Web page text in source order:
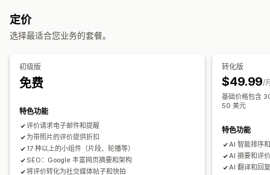
收集评论的方式
导入和导出
分析
互动跟踪
定价
选择最适合您业务的套餐。
初级版
免费
特色功能
评价请求电子邮件和提醒
为带照片的评价提供折扣
17 种以上的小组件（片段、轮播等）
SEO：Google 丰富网页摘要和架构
将评价转化为社交媒体帖子和快拍
转化版
$49.99/
基础价格包含
50 美元
特色功能
AI 智能排序
AI 摘要和评
AI 翻译和回